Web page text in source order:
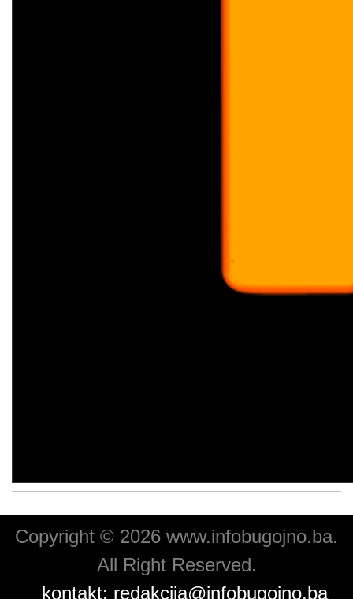
Copyright © 2026 www.infobugojno.ba.
All Right Reserved.
kontakt: redakcija@infobugojno.ba